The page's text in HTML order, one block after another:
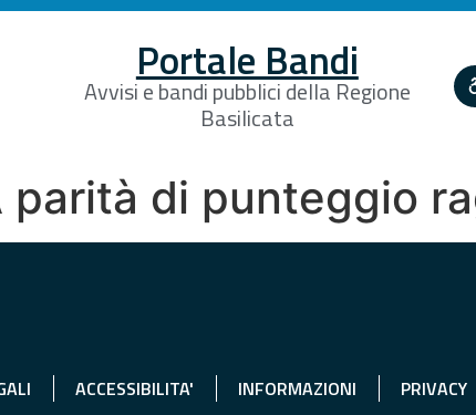
Portale Bandi
Avvisi e bandi pubblici della Regione
Basilicata
parità di punteggio
ACCESSIBILITA' INFORMAZIONI PRIVACY